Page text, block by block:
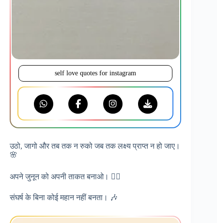
self love quotes for instagram
उठो, जागो और तब तक न रुको जब तक लक्ष्य प्राप्त न हो जाए।
🌸
अपने जुनून को अपनी ताकत बनाओ। ❤️‍🔥
संघर्ष के बिना कोई महान नहीं बनता। 🎶